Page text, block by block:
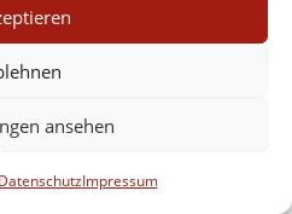
ansehen
DatenschutzImpressum
Kontakt
Links